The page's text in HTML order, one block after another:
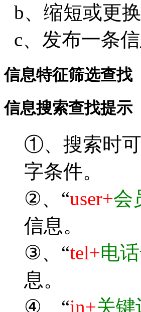
b、缩短或更
c、发布一条
信息特征筛选查找
信息搜索查找提示
①、搜索时
字条件。
②、“user+会
信息。
③、“tel+电
息。
④、“in+关键